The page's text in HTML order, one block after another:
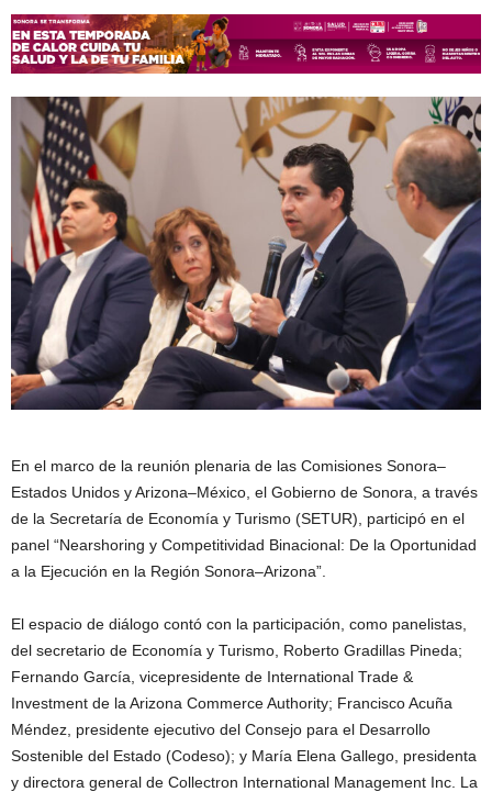
En el marco de la reunión plenaria de las Comisiones Sonora–
Estados Unidos y Arizona–México, el Gobierno de Sonora, a través
de la Secretaría de Economía y Turismo (SETUR), participó en el
panel “Nearshoring y Competitividad Binacional: De la Oportunidad
a la Ejecución en la Región Sonora–Arizona”.
El espacio de diálogo contó con la participación, como panelistas,
del secretario de Economía y Turismo, Roberto Gradillas Pineda;
Fernando García, vicepresidente de International Trade &
Investment de la Arizona Commerce Authority; Francisco Acuña
Méndez, presidente ejecutivo del Consejo para el Desarrollo
Sostenible del Estado (Codeso); y María Elena Gallego, presidenta
y directora general de Collectron International Management Inc. La